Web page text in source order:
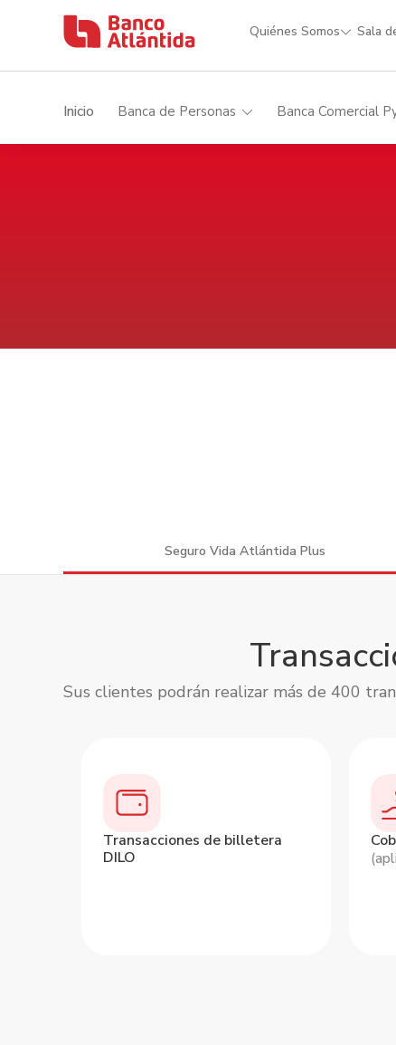
Quiénes Somos Sala
Inicio Banca de Personas Banca Comercial
Seguro Vida Atlántida Plus
Sus clientes podrán realizar más de 400
Transacciones de billetera
DILO